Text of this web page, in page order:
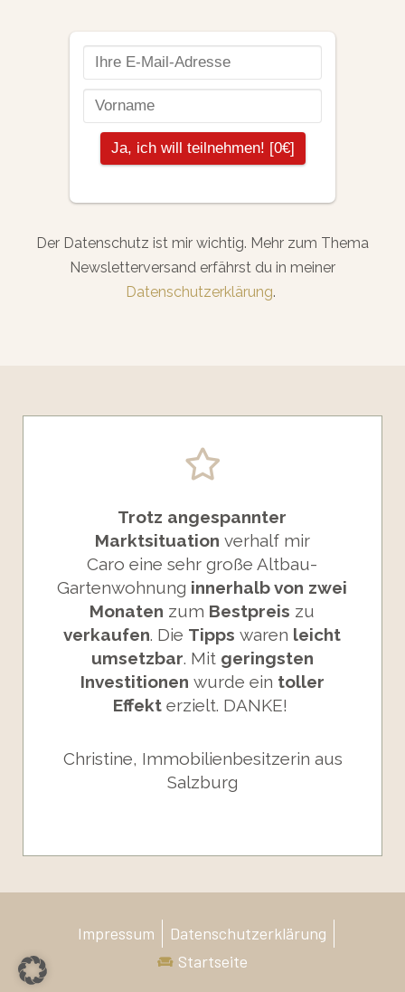
Der Datenschutz ist mir wichtig. Mehr zum Thema
Newsletterversand erfährst du in meiner
Datenschutzerklärung.
Trotz angespannter
Marktsituation verhalf mir
Caro eine sehr große Altbau-
Gartenwohnung innerhalb von zwei
Monaten zum Bestpreis zu
verkaufen. Die Tippswaren leicht
umsetzbar. Mit geringsten
Investitionen wurde ein toller
Effekt erzielt. DANKE!
Christine, Immobilienbesitzerin aus
Salzburg
Impressum
Datenschutzerklärung
Startseite